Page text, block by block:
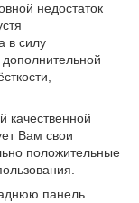
недостаток
в силу
дополнительной
качественной
Вам свои
положительные
панель